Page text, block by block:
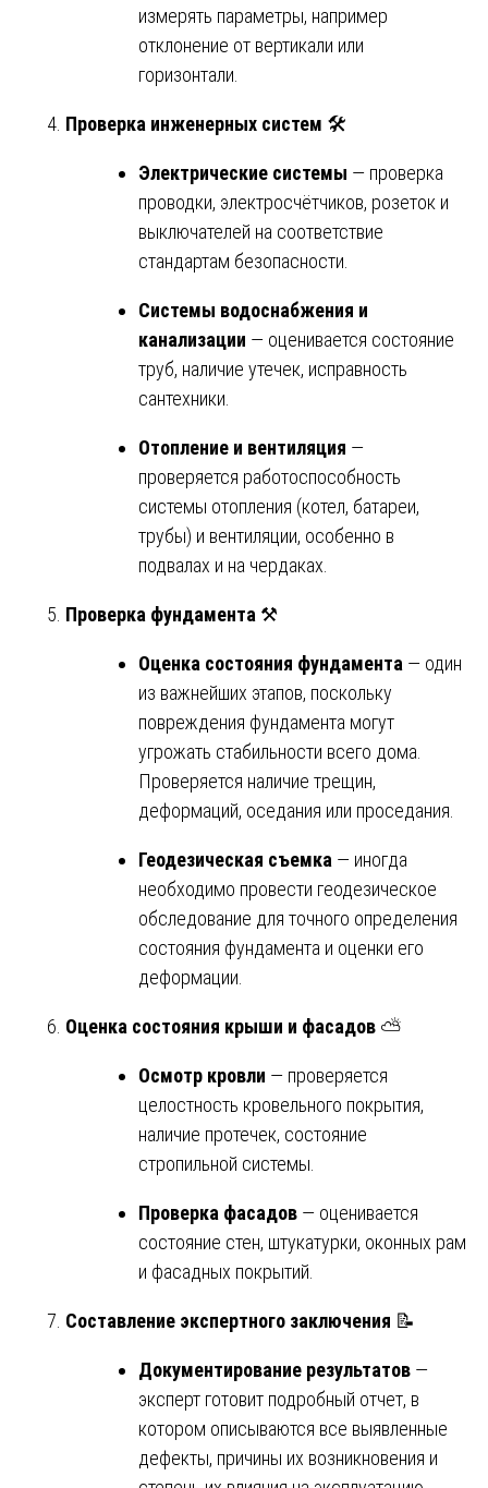
измерять параметры, например
отклонение от вертикали или
горизонтали.
Проверка инженерных систем 🛠️
Электрические системы — проверка
проводки, электросчётчиков, розеток и
выключателей на соответствие
стандартам безопасности.
Системы водоснабжения и
канализации — оценивается состояние
труб, наличие утечек, исправность
сантехники.
Отопление и вентиляция —
проверяется работоспособность
системы отопления (котел, батареи,
трубы) и вентиляции, особенно в
подвалах и на чердаках.
Проверка фундамента ⚒️
Оценка состояния фундамента — один
из важнейших этапов, поскольку
повреждения фундамента могут
угрожать стабильности всего дома.
Проверяется наличие трещин,
деформаций, оседания или проседания.
Геодезическая съемка — иногда
необходимо провести геодезическое
обследование для точного определения
состояния фундамента и оценки его
деформации.
Оценка состояния крыши и фасадов ⛅
Осмотр кровли — проверяется
целостность кровельного покрытия,
наличие протечек, состояние
стропильной системы.
Проверка фасадов — оценивается
состояние стен, штукатурки, оконных рам
и фасадных покрытий.
Составление экспертного заключения 📝
Документирование результатов —
эксперт готовит подробный отчет, в
котором описываются все выявленные
дефекты, причины их возникновения и